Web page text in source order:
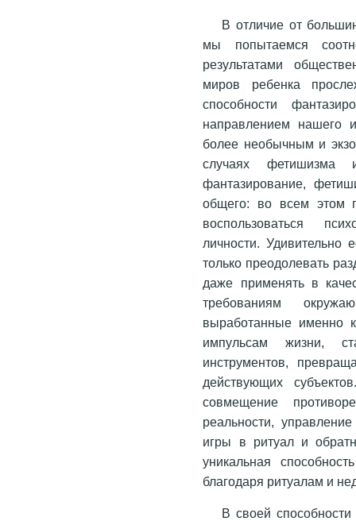
В отличие от
мы попытаемся
результатами
миров ребенка
способности
направлением нашего
более необычным и
случаях фетишизма
фантазирование,
общего: во всем этом
воспользоваться
личности. Удивительно
только преодолевать
даже применять в
требованиям
выработанные именно
импульсам жизни,
инструментов,
действующих
совмещение
реальности,
игры в ритуал и
уникальная
благодаря ритуалам и
В своей